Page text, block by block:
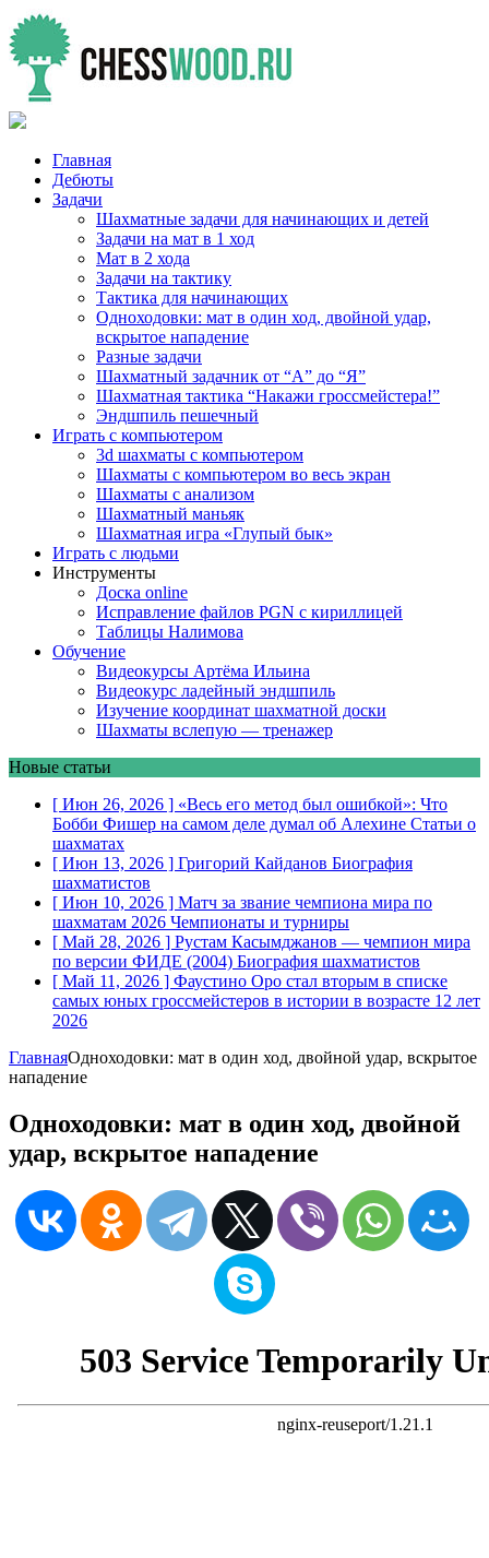
Главная
Дебюты
Задачи
Шахматные задачи для начинающих и детей
Задачи на мат в 1 ход
Мат в 2 хода
Задачи на тактику
Тактика для начинающих
Одноходовки: мат в один ход, двойной удар,
вскрытое нападение
Разные задачи
Шахматный задачник от “А” до “Я”
Шахматная тактика “Накажи гроссмейстера!”
Эндшпиль пешечный
Играть с компьютером
3d шахматы с компьютером
Шахматы с компьютером во весь экран
Шахматы с анализом
Шахматный маньяк
Шахматная игра «Глупый бык»
Играть с людьми
Инструменты
Доска online
Исправление файлов PGN с кириллицей
Таблицы Налимова
Обучение
Видеокурсы Артёма Ильина
Видеокурс ладейный эндшпиль
Изучение координат шахматной доски
Шахматы вслепую — тренажер
Новые статьи
[ Июн 26, 2026 ] «Весь его метод был ошибкой»: Что
Бобби Фишер на самом деле думал об Алехине Статьи о
шахматах
[ Июн 13, 2026 ] Григорий Кайданов Биография
шахматистов
[ Июн 10, 2026 ] Матч за звание чемпиона мира по
шахматам 2026 Чемпионаты и турниры
[ Май 28, 2026 ] Рустам Касымджанов — чемпион мира
по версии ФИДЕ (2004) Биография шахматистов
[ Май 11, 2026 ] Фаустино Оро стал вторым в списке
самых юных гроссмейстеров в истории в возрасте 12 лет
2026
ГлавнаяОдноходовки: мат в один ход, двойной удар, вскрытое
нападение
Одноходовки: мат в один ход, двойной
удар, вскрытое нападение